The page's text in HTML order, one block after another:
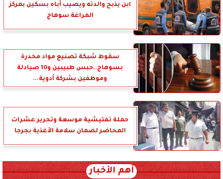
ابن يذبح والدته ويصيب أباه بسكين بمركز
المراغة سوهاج
سقوط شبكة تصنيع مواد مخدرة
بسوهاج..حبس طبيبين و10 صيادلة
وموظفين بشركة أدوية...
حملة تفتيشية موسعة وتحرير عشرات
المحاضر لضمان سلامة الأغذية بجرجا
أهم الأخبار